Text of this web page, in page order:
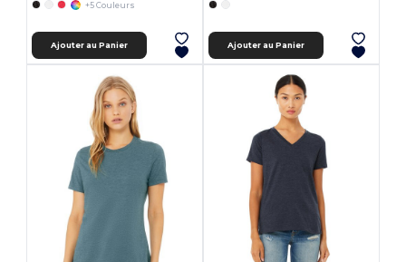
+5 Couleurs
Ajouter au Panier Ajouter au Panier